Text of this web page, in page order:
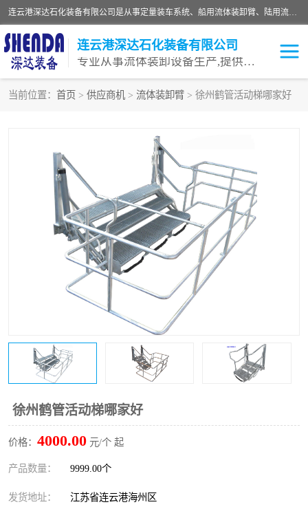
连云港深达石化装备有限公司是从事定量装车系统、船用流体装卸臂、陆用流体装卸臂（鹤管）、活动梯、钢构平台等全系列流体装卸设备的设计、制造、销售以及服务的专业供应商。公司始终以客户为中心，密切跟踪国内外油气储运及装卸设备先进技术的发展，以先进的技术、优质的产品、一流的服务，满足客户需求。
连云港深达石化装备有限公司
专业从事流体装卸设备生产,提供全面解决方案，生产与定制服务
当前位置： 首页 > 供应商机 > 流体装卸臂 > 徐州鹤管活动梯哪家好
徐州鹤管活动梯哪家好
价格： 4000.00 元/个 起
产品数量： 9999.00个
发货地址： 江苏省连云港海州区
卸车鹤管 LNG鹤管
液氨装鹤管 潜油泵鹤管
流体装卸臂 输油臂
撬装鹤管 汽车鹤管